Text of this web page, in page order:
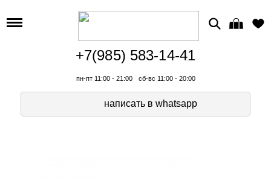
+7(985) 583-14-41
пн-пт 11:00 - 21:00 сб-вс 11:00 - 20:00
написать в whatsapp